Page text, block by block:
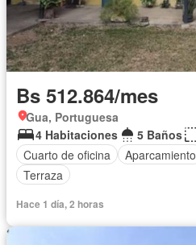
Bs 512.864/mes
Gua, Portuguesa
4 Habitaciones
5 Baños
Cuarto de oficina
Aparcamiento
Terraza
Hace 1 día, 2 horas